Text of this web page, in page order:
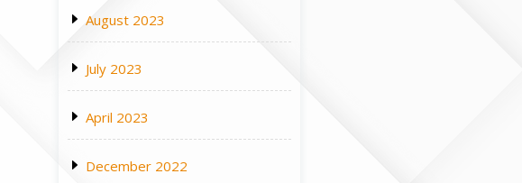
August 2023
July 2023
April 2023
December 2022